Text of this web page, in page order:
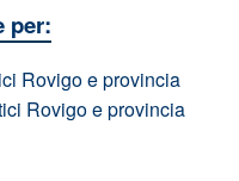
per:
Rovigo e provincia
Rovigo e provincia